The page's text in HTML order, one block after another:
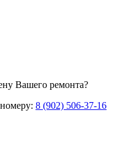
Вашего ремонта?
8 (902) 506-37-16